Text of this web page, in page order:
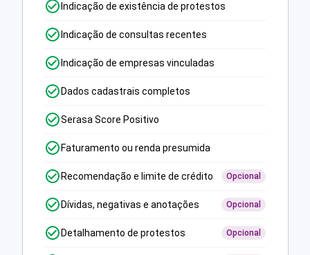
Indicação de existência de protestos
Indicação de consultas recentes
Indicação de empresas vinculadas
Dados cadastrais completos
Serasa Score Positivo
Faturamento ou renda presumida
Recomendação e limite de crédito Opcional
Dívidas, negativas e anotações Opcional
Detalhamento de protestos Opcional